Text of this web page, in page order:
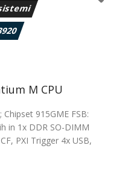
M CPU
915GME FSB:
in 1x DDR SO-DIMM
PXI Trigger 4x USB,